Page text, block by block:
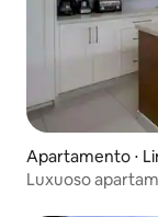
Apartamento ⋅
Luxuoso